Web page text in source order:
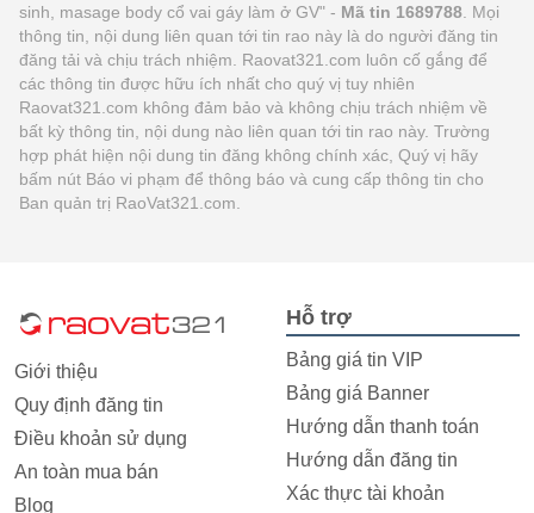
sinh, masage body cổ vai gáy làm ở GV" - Mã tin 1689788 . Mọi
thông tin, nội dung liên quan tới tin rao này là do người đăng tin
đăng tải và chịu trách nhiệm. Raovat321.com luôn cố gắng để
các thông tin được hữu ích nhất cho quý vị tuy nhiên
Raovat321.com không đảm bảo và không chịu trách nhiệm về
bất kỳ thông tin, nội dung nào liên quan tới tin rao này. Trường
hợp phát hiện nội dung tin đăng không chính xác, Quý vị hãy
bấm nút Báo vi phạm để thông báo và cung cấp thông tin cho
Ban quản trị RaoVat321.com.
Giới thiệu
Quy định đăng tin
Điều khoản sử dụng
An toàn mua bán
Blog
Hỗ trợ
Bảng giá tin VIP
Bảng giá Banner
Hướng dẫn thanh toán
Hướng dẫn đăng tin
Xác thực tài khoản